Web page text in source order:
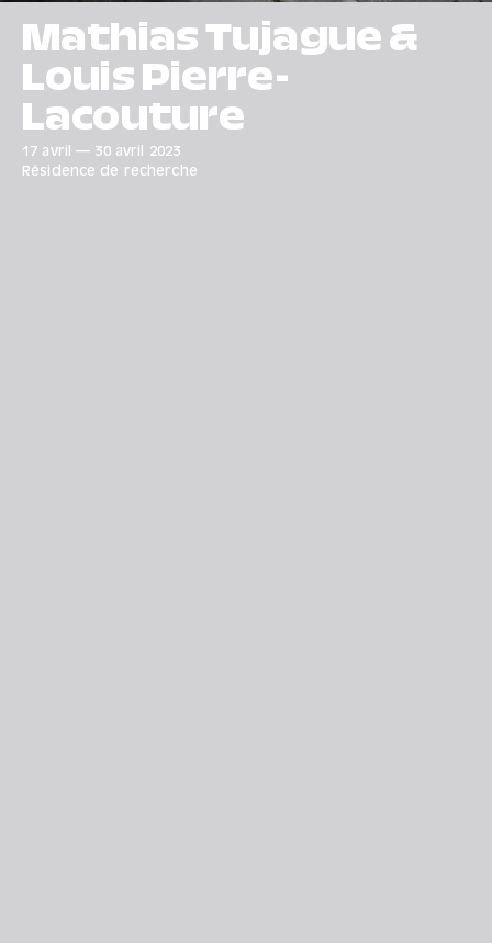
Mathias Tujague &
Louis Pierre-
Lacouture
17 avril — 30 avril
2023
Résidence de recherche